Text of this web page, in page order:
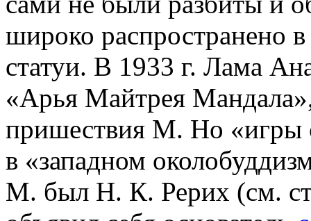
широко распространено в
статуи. В 1933 г. Лама
«Арья Майтрея
пришествия М. Но «игры
в «западном
М. был Н. К. Рерих (см.